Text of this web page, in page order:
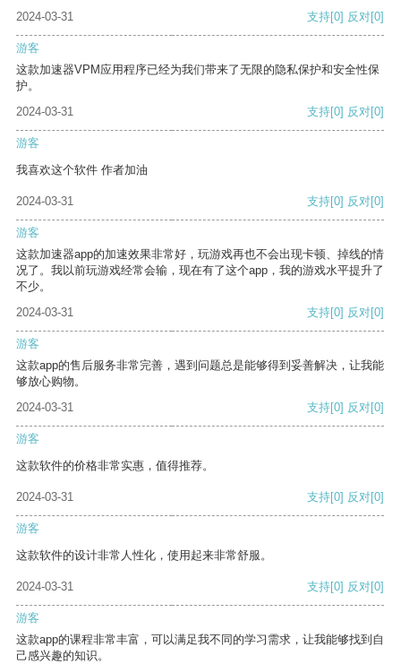
2024-03-31 支持[0] 反对[0]
游客
这款加速器VPM应用程序已经为我们带来了无限的隐私保护和安全性保
护。
2024-03-31
支持[0] 反对[0]
游客
我喜欢这个软件 作者加油
2024-03-31 支持[0] 反对[0]
游客
这款加速器app的加速效果非常好，玩游戏再也不会出现卡顿、掉线的情
况了。我以前玩游戏经常会输，现在有了这个app，我的游戏水平提升了
不少。
2024-03-31
支持[0] 反对[0]
游客
这款app的售后服务非常完善，遇到问题总是能够得到妥善解决，让我能
够放心购物。
2024-03-31
支持[0] 反对[0]
游客
这款软件的价格非常实惠，值得推荐。
2024-03-31 支持[0] 反对[0]
游客
这款软件的设计非常人性化，使用起来非常舒服。
2024-03-31 支持[0] 反对[0]
游客
这款app的课程非常丰富，可以满足我不同的学习需求，让我能够找到自
己感兴趣的知识。